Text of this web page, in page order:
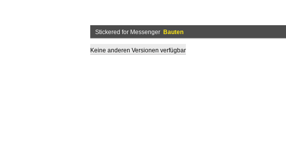
Stickered for Messenger Bauten
Keine anderen Versionen verfügbar